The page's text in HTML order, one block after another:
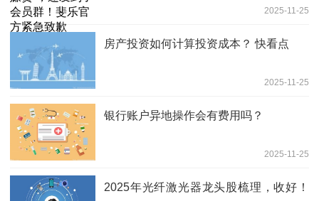
2025-11-25
房产投资如何计算投资成本？ 快看点
2025-11-25
银行账户异地操作会有费用吗？
2025-11-25
2025年光纤激光器龙头股梳理，收好！